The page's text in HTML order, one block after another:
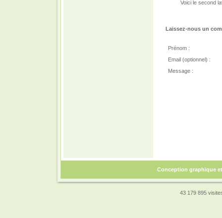
Voici le second
Laissez-nous un
Prénom :
Email (optionnel) :
Message :
Conception graphique
43 179 895